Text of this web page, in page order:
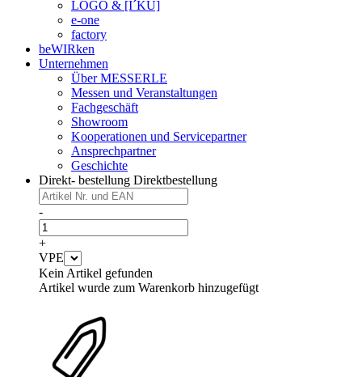
LOGO & [I´KU]
e-one
factory
beWIRken
Unternehmen
Über MESSERLE
Messen und Veranstaltungen
Fachgeschäft
Showroom
Kooperationen und Servicepartner
Ansprechpartner
Geschichte
Direkt- bestellung Direktbestellung
-
+
VPE
Kein Artikel gefunden
Artikel wurde zum Warenkorb hinzugefügt